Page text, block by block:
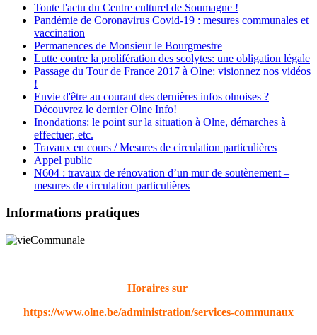
Toute l'actu du Centre culturel de Soumagne !
Pandémie de Coronavirus Covid-19 : mesures communales et
vaccination
Permanences de Monsieur le Bourgmestre
Lutte contre la prolifération des scolytes: une obligation légale
Passage du Tour de France 2017 à Olne: visionnez nos vidéos
!
Envie d'être au courant des dernières infos olnoises ?
Découvrez le dernier Olne Info!
Inondations: le point sur la situation à Olne, démarches à
effectuer, etc.
Travaux en cours / Mesures de circulation particulières
Appel public
N604 : travaux de rénovation d’un mur de soutènement –
mesures de circulation particulières
Informations pratiques
Horaires sur
https://www.olne.be/administration/services-communaux